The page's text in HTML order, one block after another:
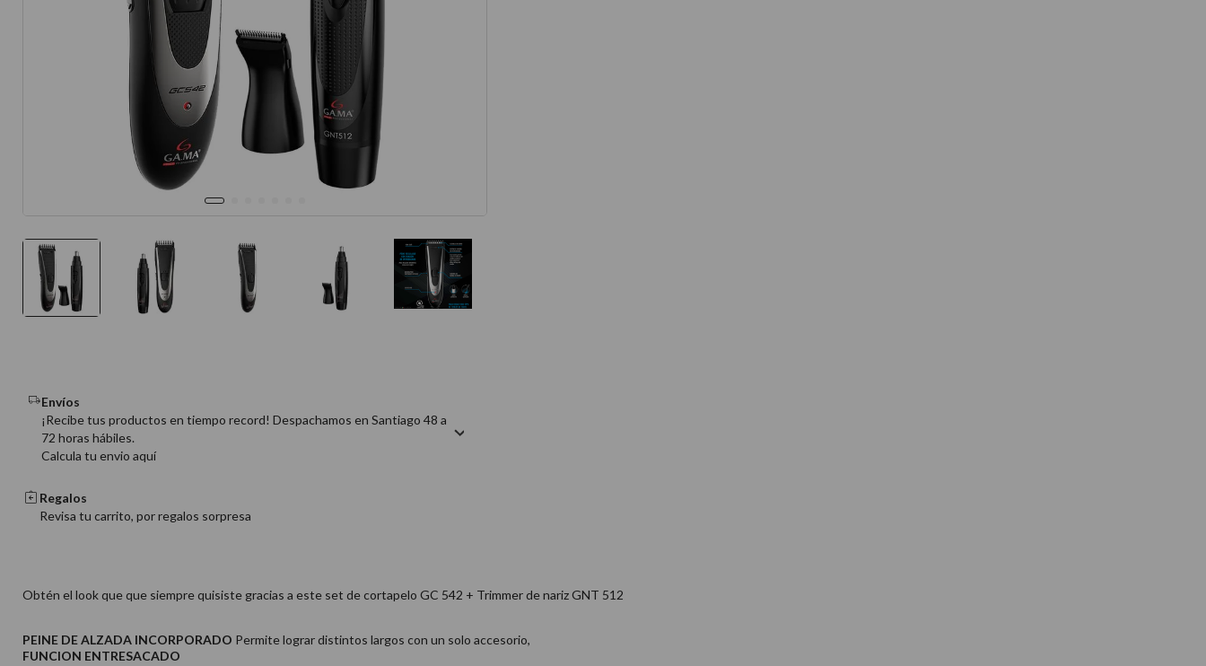
Envíos
¡Recibe tus productos en tiempo record! Despachamos en Santiago 48 a
72 horas hábiles.
Calcula tu envio aquí
Regalos
Revisa tu carrito, por regalos sorpresa
Obtén el look que que siempre quisiste gracias a este set de cortapelo GC 542 + Trimmer de nariz GNT 512
PEINE DE ALZADA INCORPORADO Permite lograr distintos largos con un solo accesorio,
FUNCION ENTRESACADO